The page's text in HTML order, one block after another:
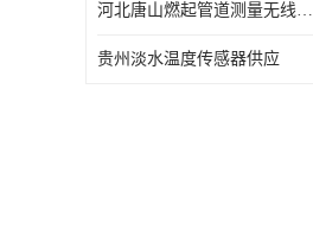
河北唐山燃起管道测量无线压力变送器型号 性能稳定
贵州淡水温度传感器供应